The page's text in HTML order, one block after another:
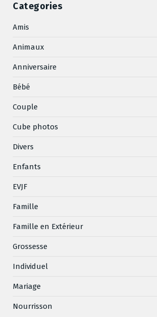
Categories
Amis
Animaux
Anniversaire
Bébé
Couple
Cube photos
Divers
Enfants
EVJF
Famille
Famille en Extérieur
Grossesse
Individuel
Mariage
Nourrisson